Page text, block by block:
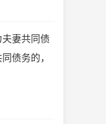
妻共同债
债务的，